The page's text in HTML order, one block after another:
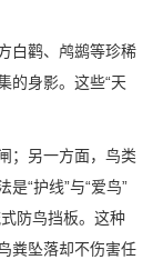
白鹳、鸬鹚等珍稀
的身影。这些“天
；另一方面，鸟类
“护线”与“爱鸟”
防鸟挡板。这种
粪坠落却不伤害任